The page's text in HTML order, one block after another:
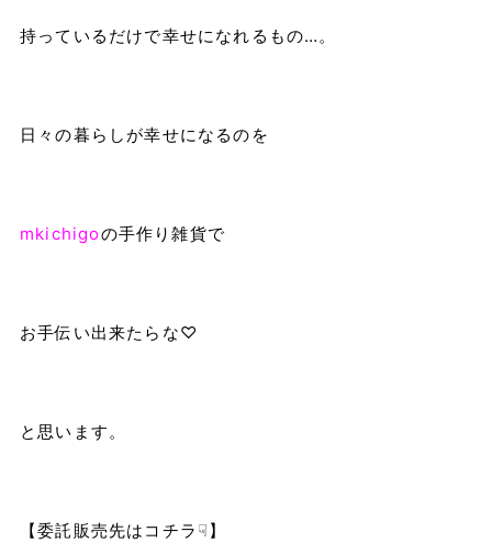
持っているだけで幸せになれるもの… 。
日々の暮らしが幸せになるのを
mkichigoの手作り雑貨で
お手伝い出来たらな♡
と思います。
【委託販売先はコチラ☟】